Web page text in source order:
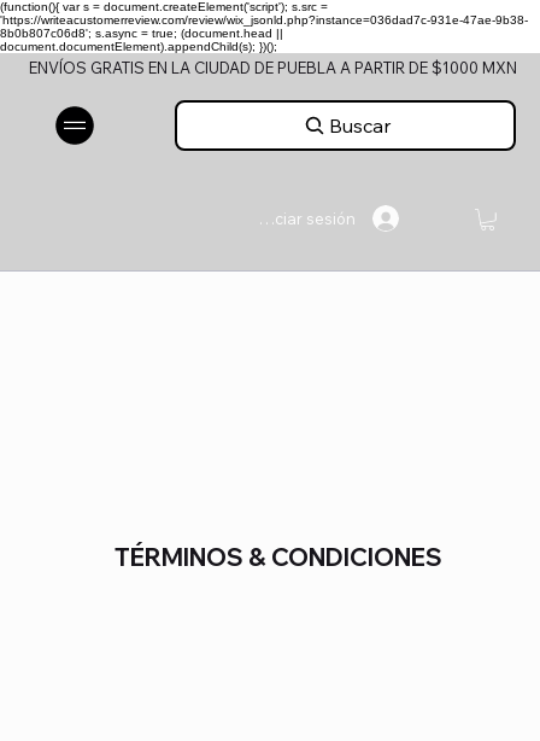
(function(){ var s = document.createElement('script'); s.src =
'https://writeacustomerreview.com/review/wix_jsonld.php?instance=036dad7c-931e-47ae-9b38-
8b0b807c06d8'; s.async = true; (document.head ||
document.documentElement).appendChild(s); })();
ENVÍOS GRATIS EN LA CIUDAD DE PUEBLA A PARTIR DE $1000 MXN
Buscar
Iniciar sesión
TÉRMINOS & CONDICIONES